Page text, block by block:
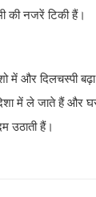
की नजरें टिकी हैं।
में और दिलचस्पी
में ले जाते हैं और
उठाती हैं।